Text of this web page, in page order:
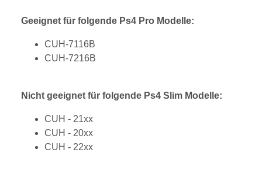
Geeignet für folgende Ps4 Pro Modelle:
CUH-7116B
CUH-7216B
Nicht geeignet für folgende Ps4 Slim Modelle:
CUH - 21xx
CUH - 20xx
CUH - 22xx